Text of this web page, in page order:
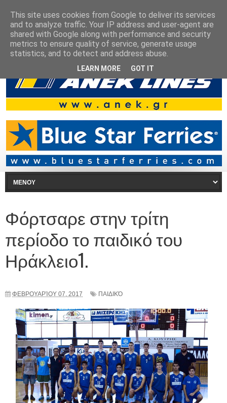
Φόρτσαρε στην τρίτη
περίοδο το παιδικό του
Ηράκλειο1.
ΦΕΒΡΟΥΑΡΊΟΥ 07, 2017 ΠΑΙΔΙΚΌ
This site uses cookies from Google to deliver its services
and to analyze traffic. Your IP address and user-agent are
shared with Google along with performance and security
metrics to ensure quality of service, generate usage
statistics, and to detect and address abuse.
LEARN MORE GOT IT